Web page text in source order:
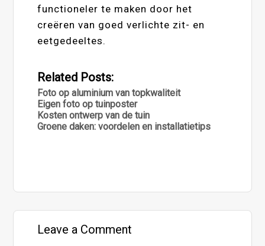
functioneler te maken door het
creëren van goed verlichte zit- en
eetgedeeltes.
Related Posts:
Foto op aluminium van topkwaliteit
Eigen foto op tuinposter
Kosten ontwerp van de tuin
Groene daken: voordelen en installatietips
Leave a Comment